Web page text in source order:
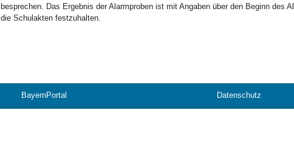
besprechen. Das Ergebnis der Alarmproben ist mit Angaben über den Beginn des
die Schulakten festzuhalten.
BayernPortal Datenschutz